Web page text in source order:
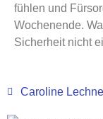
fühlen und
Wochenende.
Sicherheit nicht
Caroline